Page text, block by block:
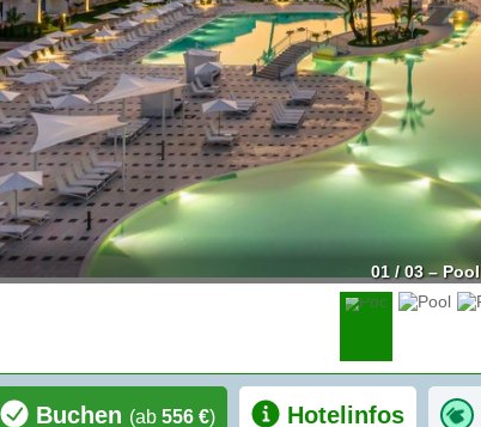
01 / 03 – Pool
Buchen (ab 556 €) Hotelinfos